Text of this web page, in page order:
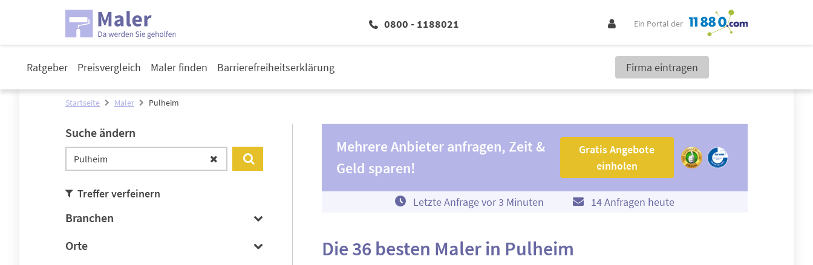
0800 - 1188021 Ein Portal der
Ratgeber Preisvergleich Maler finden Barrierefreiheitserklärung Firma eintragen
Startseite Maler Pulheim
Suche ändern
Treffer verfeinern
Branchen
Orte
Mehrere Anbieter anfragen, Zeit &
Geld sparen!
Gratis Angebote
einholen
Letzte Anfrage vor3 Minuten 14 Anfragen heute
Die 36 besten Maler in Pulheim